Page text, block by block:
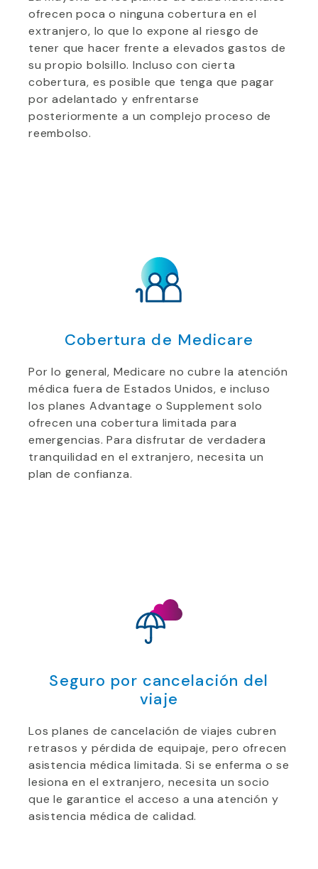
ofrecen poca o ninguna cobertura en el
extranjero, lo que lo expone al riesgo de
tener que hacer frente a elevados gastos de
su propio bolsillo. Incluso con cierta
cobertura, es posible que tenga que pagar
por adelantado y enfrentarse
posteriormente a un complejo proceso de
reembolso.
Cobertura de Medicare
Por lo general, Medicare no cubre la atención
médica fuera de Estados Unidos, e incluso
los planes Advantage o Supplement solo
ofrecen una cobertura limitada para
emergencias. Para disfrutar de verdadera
tranquilidad en el extranjero, necesita un
plan de confianza.
Seguro por cancelación del
viaje
Los planes de cancelación de viajes cubren
retrasos y pérdida de equipaje, pero ofrecen
asistencia médica limitada. Si se enferma o se
lesiona en el extranjero, necesita un socio
que le garantice el acceso a una atención y
asistencia médica de calidad.